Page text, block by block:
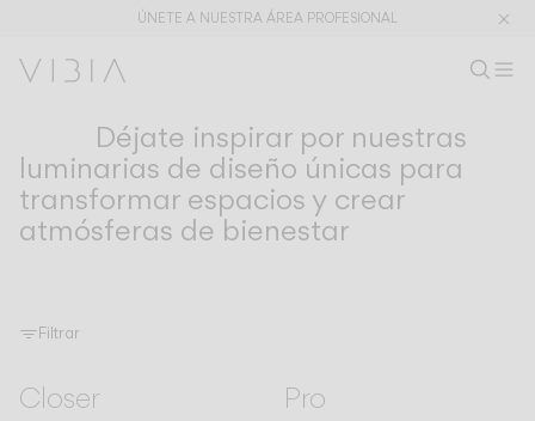
ÚNETE A NUESTRA ÁREA PROFESIONAL
Colecciones
PRODUCTOS
Ver todo
APLICACIONES
Colgantes
BuscarES
COLECCIONESDéjate inspirar por nuestras
luminarias de diseño únicas para
transformar espacios y crear
atmósferas de bienestar
Filtrar
Closer Pro